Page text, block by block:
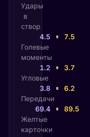
Удары
в
створ
4.5
7.5
Голевые
моменты
1.2
3.7
Угловые
3.8
6.2
Передачи
69.4
89.5
Желтые
карточки